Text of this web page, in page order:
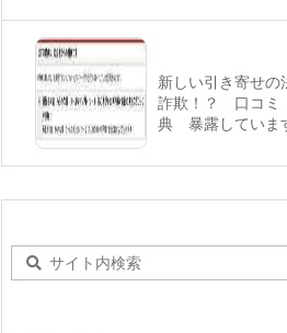
新しい引き寄せ
詐欺！？ 口コ
典 暴露していま